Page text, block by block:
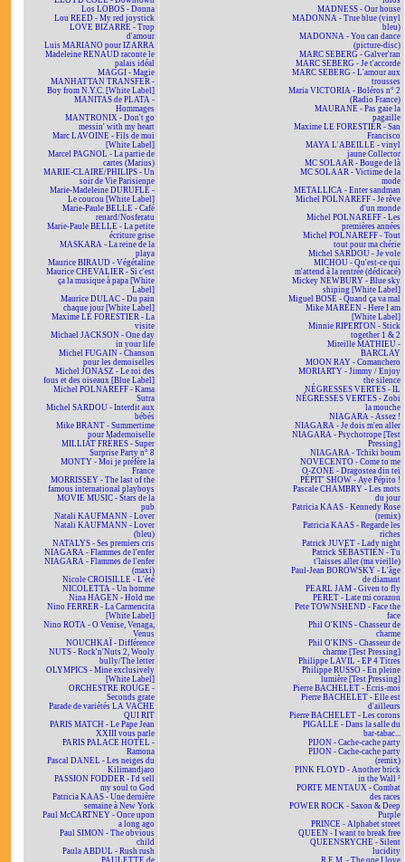
Los LOBOS - Donna
Lou REED - My red joystick
LOVE BIZARRE - Trop
d'amour
Luis MARIANO pour IZARRA
Madeleine RENAUD raconte le
palais idéal
MAGGI - Magie
MANHATTAN TRANSFER -
Boy from N.Y.C. [White Label]
MANITAS de PLATA -
Hommages
MANTRONIX - Don't go
messin' with my heart
Marc LAVOINE - Fils de moi
[White Label]
Marcel PAGNOL - La partie de
cartes (Marius)
MARIE-CLAIRE/PHILIPS - Un
soir de Vie Parisienne
Marie-Madeleine DURUFLÉ -
Le coucou [White Label]
Marie-Paule BELLE - Café
renard/Nosferatu
Marie-Paule BELLE - La petite
écriture grise
MASKARA - La reine de la
playa
Maurice BIRAUD - Végétaline
Maurice CHEVALIER - Si c'est
ça la musique à papa [White
Label]
Maurice DULAC - Du pain
chaque jour [White Label]
Maxime LE FORESTIER - La
visite
Michael JACKSON - One day
in your life
Michel FUGAIN - Chanson
pour les demoiselles
Michel JONASZ - Le roi des
fous et des oiseaux [Blue Label]
Michel POLNAREFF - Kama
Sutra
Michel SARDOU - Interdit aux
bébés
Mike BRANT - Summertime
pour Mademoiselle
MILLIAT FRÈRES - Super
Surprise Party n° 8
MONTY - Moi je préfère la
France
MORRISSEY - The last of the
famous international playboys
MOVIE MUSIC - Stars de la
pub
Natali KAUFMANN - Lover
Natali KAUFMANN - Lover
(bleu)
NATALYS - Ses premiers cris
NIAGARA - Flammes de l'enfer
NIAGARA - Flammes de l'enfer
(maxi)
Nicole CROISILLE - L'été
NICOLETTA - Un homme
Nina HAGEN - Hold me
Nino FERRER - La Carmencita
[White Label]
Nino ROTA - O Venise, Venaga,
Venus
NOUCHKAÏ - Différence
NUTS - Rock'n'Nuts 2, Wooly
bully/The letter
OLYMPICS - Mine exclusively
[White Label]
ORCHESTRE ROUGE -
Seconds grate
Parade de variétés LA VACHE
QUI RIT
PARIS MATCH - Le Pape Jean
XXIII vous parle
PARIS PALACE HOTEL -
Ramona
Pascal DANEL - Les neiges du
Kilimandjaro
PASSION FODDER - I'd sell
my soul to God
Patricia KAAS - Une dernière
semaine à New York
Paul McCARTNEY - Once upon
a long ago
Paul SIMON - The obvious
child
Paula ABDUL - Rush rush
PAULETTE de
MADNESS - Our house
MADONNA - True blue (vinyl
bleu)
MADONNA - You can dance
(picture-disc)
MARC SEBERG - Galver'ran
MARC SEBERG - Je t'accorde
MARC SEBERG - L'amour aux
trousses
Maria VICTORIA - Boléros n° 2
(Radio France)
MAURANE - Pas gaie la
pagaille
Maxime LE FORESTIER - San
Francisco
MAYA L'ABEILLE - vinyl
jaune Collector
MC SOLAAR - Bouge de là
MC SOLAAR - Victime de la
mode
METALLICA - Enter sandman
Michel POLNAREFF - Je rêve
d'un monde
Michel POLNAREFF - Les
premières années
Michel POLNAREFF - Tout
tout pour ma chérie
Michel SARDOU - Je vole
MICHOU - Qu'est-ce qui
m'attend à la rentrée (dédicacé)
Mickey NEWBURY - Blue sky
shining [White Label]
Miguel BOSÉ - Quand ça va mal
Mike MAREEN - Here I am
[White Label]
Minnie RIPERTON - Stick
together 1 & 2
Mireille MATHIEU -
BARCLAY
MOON RAY - Comanchero
MORIARTY - Jimmy / Enjoy
the silence
NÉGRESSES VERTES - IL
NÉGRESSES VERTES - Zobi
la mouche
NIAGARA - Assez !
NIAGARA - Je dois m'en aller
NIAGARA - Psychotrope [Test
Pressing]
NIAGARA - Tchiki boum
NOVECENTO - Come to me
O-ZONE - Dragostea din teï
PÉPIT' SHOW - Aye Pépito !
Pascale CHAMBRY - Les mots
du jour
Patricia KAAS - Kennedy Rose
(remix)
Patricia KAAS - Regarde les
riches
Patrick JUVET - Lady night
Patrick SÉBASTIEN - Tu
t'laisses aller (ma vieille)
Paul-Jean BOROWSKY - L'âge
de diamant
PEARL JAM - Given to fly
PERET - Late mi corazon
Pete TOWNSHEND - Face the
face
Phil O'KINS - Chasseur de
charme
Phil O'KINS - Chasseur de
charme [Test Pressing]
Philippe LAVIL - EP 4 Titres
Philippe RUSSO - En pleine
lumière [Test Pressing]
Pierre BACHELET - Écris-moi
Pierre BACHELET - Elle est
d'ailleurs
Pierre BACHELET - Les corons
PIGALLE - Dans la salle du
bar-tabac...
PIJON - Cache-cache party
PIJON - Cache-cache party
(remix)
PINK FLOYD - Another brick
in the Wall ²
PORTE MENTAUX - Combat
des races
POWER ROCK - Saxon & Deep
Purple
PRINCE - Alphabet street
QUEEN - I want to break free
QUEENSRYCHE - Silent
lucidity
R.E.M. - The one I love